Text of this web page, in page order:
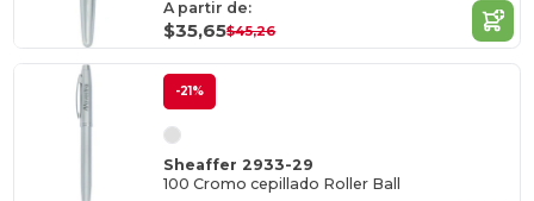
A partir de:
$35,65$45,26
-21%
Sheaffer 2933-29
100 Cromo cepillado Roller Ball